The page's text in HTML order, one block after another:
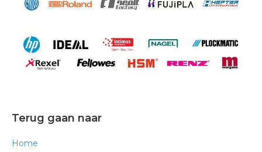
Terug gaan naar
Home